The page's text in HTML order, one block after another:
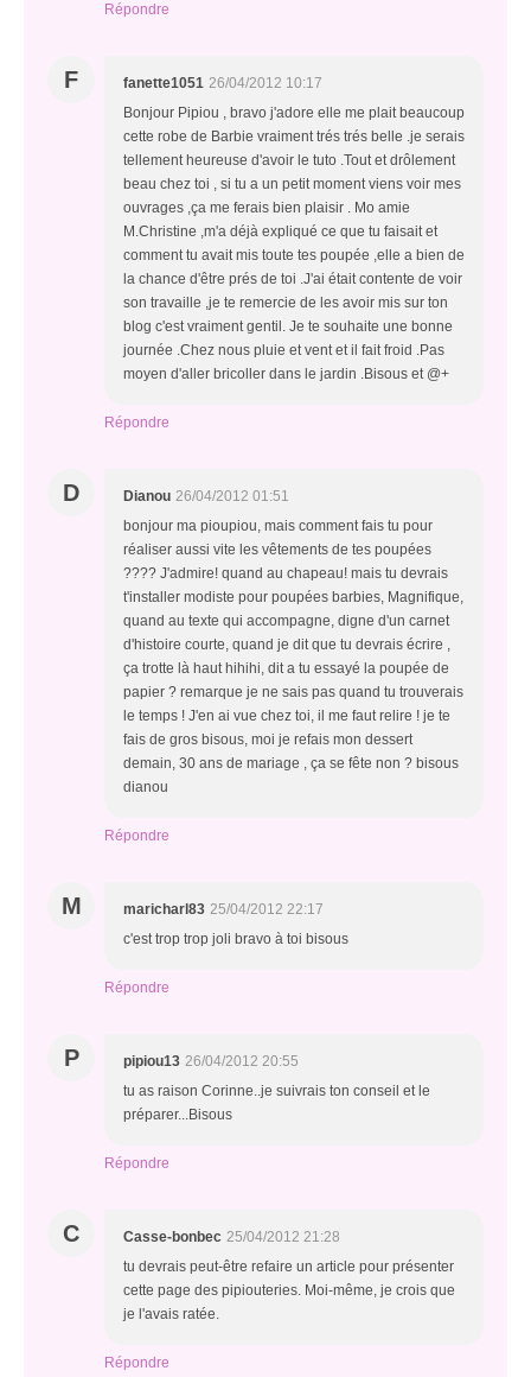
Répondre
F fanette1051 26/04/2012 10:17
Bonjour Pipiou , bravo j'adore elle me plait beaucoup
cette robe de Barbie vraiment trés trés belle .je serais
tellement heureuse d'avoir le tuto .Tout et drôlement
beau chez toi , si tu a un petit moment viens voir mes
ouvrages ,ça me ferais bien plaisir . Mo amie
M.Christine ,m'a déjà expliqué ce que tu faisait et
comment tu avait mis toute tes poupée ,elle a bien de
la chance d'être prés de toi .J'ai était contente de voir
son travaille ,je te remercie de les avoir mis sur ton
blog c'est vraiment gentil. Je te souhaite une bonne
journée .Chez nous pluie et vent et il fait froid .Pas
moyen d'aller bricoller dans le jardin .Bisous et @+
Répondre
D Dianou 26/04/2012 01:51
bonjour ma pioupiou, mais comment fais tu pour
réaliser aussi vite les vêtements de tes poupées
???? J'admire! quand au chapeau! mais tu devrais
t'installer modiste pour poupées barbies, Magnifique,
quand au texte qui accompagne, digne d'un carnet
d'histoire courte, quand je dit que tu devrais écrire ,
ça trotte là haut hihihi, dit a tu essayé la poupée de
papier ? remarque je ne sais pas quand tu trouverais
le temps ! J'en ai vue chez toi, il me faut relire ! je te
fais de gros bisous, moi je refais mon dessert
demain, 30 ans de mariage , ça se fête non ? bisous
dianou
Répondre
M maricharl83 25/04/2012 22:17
c'est trop trop joli bravo à toi bisous
Répondre
P pipiou13 26/04/2012 20:55
tu as raison Corinne..je suivrais ton conseil et le
préparer...Bisous
Répondre
C Casse-bonbec 25/04/2012 21:28
tu devrais peut-être refaire un article pour présenter
cette page des pipiouteries. Moi-même, je crois que
je l'avais ratée.
Répondre